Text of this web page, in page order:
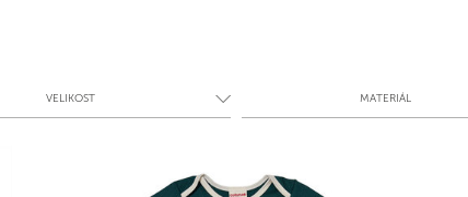
VELIKOST MATERIÁL